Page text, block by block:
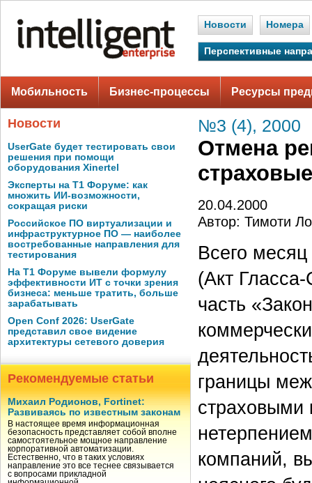
Новости Номера
Перспективные
Мобильность Бизнес-процессы Ресурсы
Новости
UserGate будет тестировать свои
решения при помощи
оборудования Xinertel
Эксперты на Т1 Форуме: как
множить ИИ-возможности,
сокращая риски
Российское ПО виртуализации и
инфраструктурное ПО — наиболее
востребованные направления для
тестирования
На Т1 Форуме вывели формулу
эффективности ИТ с точки зрения
бизнеса: меньше тратить, больше
зарабатывать
Open Conf 2026: UserGate
представил свое видение
архитектуры сетевого доверия
Рекомендуемые статьи
Михаил Родионов, Fortinet:
Развиваясь по известным законам
В настоящее время информационная
безопасность представляет собой вполне
самостоятельное мощное направление
корпоративной автоматизации.
Естественно, что в таких условиях
направление это все теснее связывается
с вопросами прикладной
№3 (4), 2000
Отмена
20.04.2000
Автор: Тимоти
Всего
(Акт
часть
границы
страховыми
компаний,